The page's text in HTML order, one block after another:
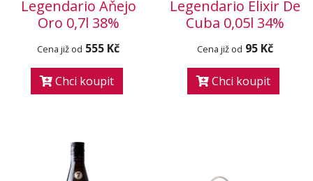
Legendario Aňejo
Oro 0,7l 38%
Cena již od 555 Kč
Chci koupit
Legendario Elixir De
Cuba 0,05l 34%
Cena již od 95 Kč
Chci koupit